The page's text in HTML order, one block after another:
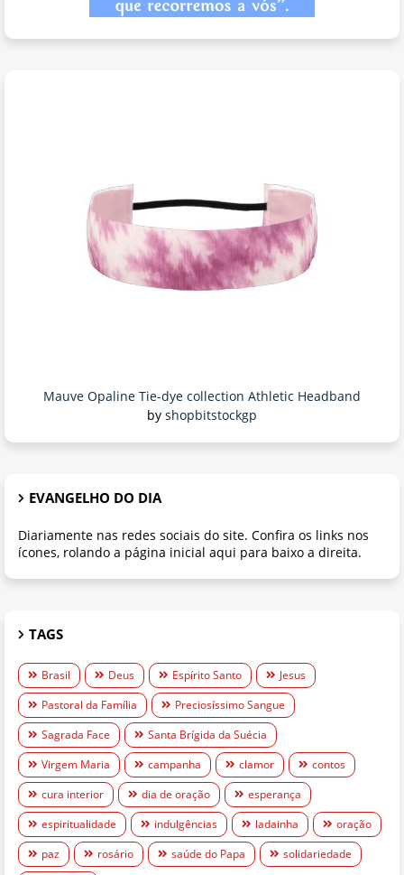
Mauve Opaline Tie-dye collection Athletic Headband
by shopbitstockgp
EVANGELHO DO DIA
Diariamente nas redes sociais do site. Confira os links nos
ícones, rolando a página inicial aqui para baixo a direita.
TAGS
Brasil Deus Espírito Santo
Jesus
Pastoral da Família
Preciosíssimo Sangue
Sagrada Face
Santa Brígida da Suécia
Virgem Maria
campanha clamor
contos
cura interior
dia de oração
esperança
espiritualidade
indulgências ladainha
oração
paz
rosário saúde do Papa
solidariedade